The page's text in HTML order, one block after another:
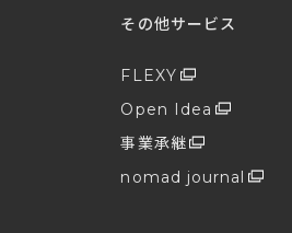
その他サービス
FLEXY
Open Idea
事業承継
nomad journal